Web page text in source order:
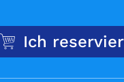
Ich